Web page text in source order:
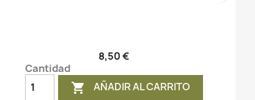
8,50 €
Cantidad
 AÑADIR AL CARRITO